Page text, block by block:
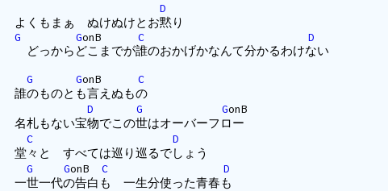
D
よくもまぁ ぬけぬけとお黙り
G
GonB C
D
どっからどこまでが誰のおかげかなんて分かるわけない
G GonB C
誰のものとも言えぬもの
D
G GonB
名札もない宝物でこの世はオーバーフロー
C
D
堂々と すべては巡り巡るでしょう
G
GonB C
D
一世一代の告白も 一生分使った青春も